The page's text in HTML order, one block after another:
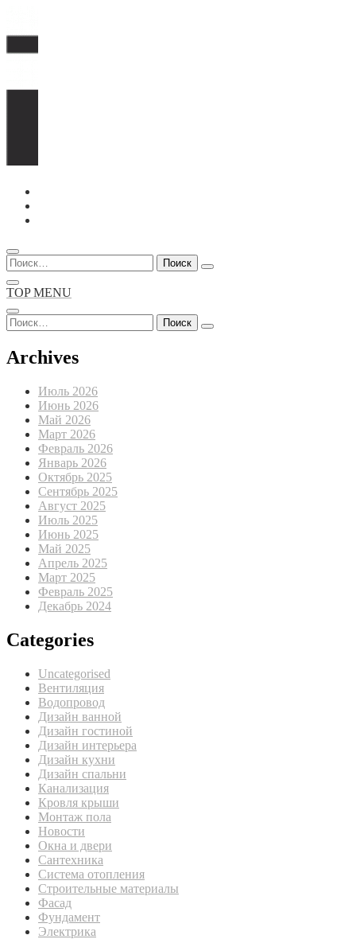
Перейти
содержимому
Найти:
TOP MENU
Найти:
Archives
Июль 2026
Июнь 2026
Май 2026
Март 2026
Февраль 2026
Январь 2026
Октябрь 2025
Сентябрь 2025
Август 2025
Июль 2025
Июнь 2025
Май 2025
Апрель 2025
Март 2025
Февраль 2025
Декабрь 2024
Categories
Uncategorised
Вентиляция
Водопровод
Дизайн ванной
Дизайн гостиной
Дизайн интерьера
Дизайн кухни
Дизайн спальни
Канализация
Кровля крыши
Монтаж пола
Новости
Окна и двери
Сантехника
Система отопления
Строительные материалы
Фасад
Фундамент
Электрика